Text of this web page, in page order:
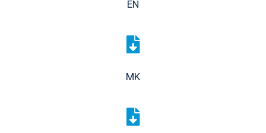
EN
MK